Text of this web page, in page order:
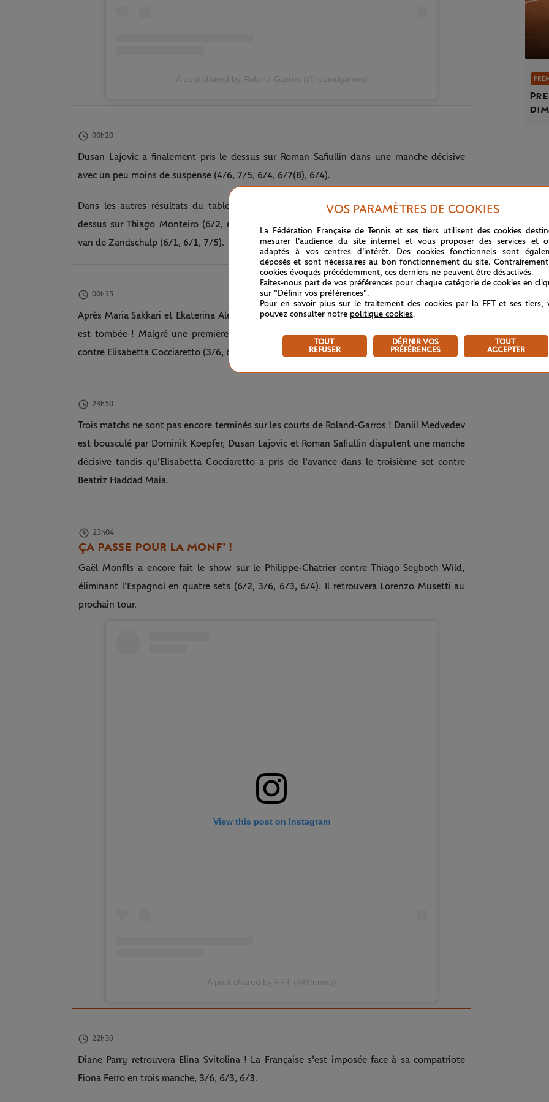
A post shared by Roland-Garros (@rolandgarros)
00h20
Dusan Lajovic a finalement pris le dessus sur Roman Safiullin dans une manche décisive
avec un peu moins de suspense (4/6, 7/5, 6/4, 6/7(8), 6/4).
Dans les autres résultats du tableau masculin, Miomir Kecmanovic a également pris le
dessus sur Thiago Monteiro (6/2, 6/1, 4/6, 7/5), tout comme Fabio Fognini contre Botic
van de Zandschulp (6/1, 6/1, 7/5).
00h15
Après Maria Sakkari et Ekaterina Alexandrova dans le tableau féminin, la tête de série n°13
est tombée ! Malgré une première manche maitrisée, Beatriz Haddad Maia s'est inclinée
contre Elisabetta Cocciaretto (3/6, 6/4, 6/1).
23h50
Trois matchs ne sont pas encore terminés sur les courts de Roland-Garros ! Daniil Medvedev
est bousculé par Dominik Koepfer, Dusan Lajovic et Roman Safiullin disputent une manche
décisive tandis qu'Elisabetta Cocciaretto a pris de l'avance dans le troisième set contre
Beatriz Haddad Maia.
23h04
ÇA PASSE POUR LA MONF' !
Gaël Monfils a encore fait le show sur le Philippe-Chatrier contre Thiago Seyboth Wild,
éliminant l'Espagnol en quatre sets (6/2, 3/6, 6/3, 6/4). Il retrouvera Lorenzo Musetti au
prochain tour.
View this post on Instagram
A post shared by FFT (@fftennis)
22h30
Diane Parry retrouvera Elina Svitolina ! La Française s'est imposée face à sa compatriote
Fiona Ferro en trois manche, 3/6, 6/3, 6/3.
VOS PARAMÈTRES DE COOKIES
La Fédération Française de Tennis et ses tiers utilisent des cookies
mesurer l'audience du site internet et vous proposer des services et
adaptés à vos centres d'intérêt. Des cookies fonctionnels sont
déposés et sont nécessaires au bon fonctionnement du site.
cookies évoqués précédemment, ces derniers ne peuvent être désactivés.
Faites-nous part de vos préférences pour chaque catégorie de cookies en
sur "Définir vos préférences".
Pour en savoir plus sur le traitement des cookies par la FFT et ses tiers,
pouvez consulter notre politique cookies.
TOUT
REFUSER
DÉFINIR VOS
PRÉFÉRENCES
TOUT
ACCEPTER